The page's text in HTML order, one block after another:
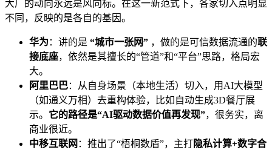
大厂的动向永远是风向标。在这一新范式下，各家切入点明显
不同，反映的是各自的基因。
华为 ：讲的是 “城市一张网” ，做的是可信数据流通的联
接底座，依然是其擅长的“管道”和“平台”思路，格局宏
大。
阿里巴巴：从自身场景（本地生活）切入，用AI大模型
（如通义万相）去重构体验，比如自动生成3D餐厅展
示。 它的路径是“AI驱动数据价值再发现”，很务实，离
商业很近。
中移互联网 ：推出了“梧桐数盾”，主打隐私计算+数字合